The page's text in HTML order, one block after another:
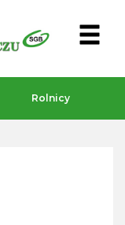
Rolnicy